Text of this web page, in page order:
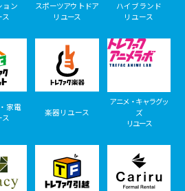
ョン
ス
スポーツアウトドア
リユース
ハイブランド
リユース
家電
ス
楽器リユース
アニメ・キャラグッ
ズ
リユース